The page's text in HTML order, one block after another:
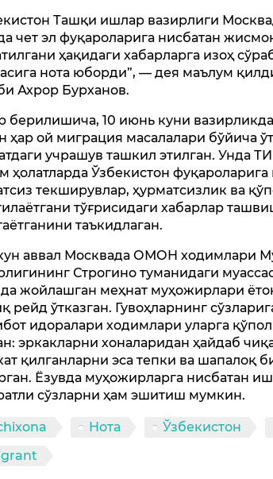
Ташқи ишлар вазирлиги
чет эл фуқароларига нисбатан
ҳақидаги хабарларга изоҳ
нота юборди”, — дея маълум
Ахрор Бурханов.
берилишича, 10 июнь куни
ҳар ой миграция масалалари бўйича
учрашув ташкил этилган. Унда
ҳолатларда Ўзбекистон фуқароларига
текширувлар, ҳурматсизлик ва
тўғрисидаги хабарлар
таъкидлаган.
аввал Москвада ОМОН ходимлари
Строгино туманидаги
жойлашган меҳнат муҳожирлари
рейд ўтказган. Гувоҳларнинг
идоралари ходимлари уларга
эркакларни хоналаридан ҳайдаб
қилганларни эса тепки ва шапалоқ
Ёзувда муҳожирларга нисбатан
сўзларни ҳам эшитиш мумкин.
Нота Ўзбекистон